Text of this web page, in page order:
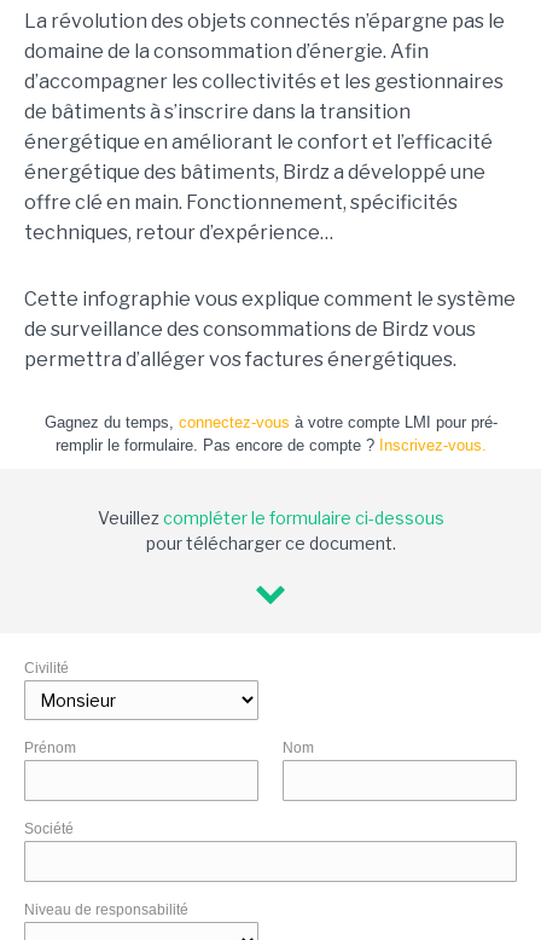
La révolution des objets connectés n’épargne pas le
domaine de la consommation d’énergie. Afin
d’accompagner les collectivités et les gestionnaires
de bâtiments à s’inscrire dans la transition
énergétique en améliorant le confort et l’efficacité
énergétique des bâtiments, Birdz a développé une
offre clé en main. Fonctionnement, spécificités
techniques, retour d’expérience…
Cette infographie vous explique comment le système
de surveillance des consommations de Birdz vous
permettra d’alléger vos factures énergétiques.
Gagnez du temps, connectez-vous à votre compte LMI pour pré-
remplir le formulaire. Pas encore de compte ? Inscrivez-vous.
Veuillezcompléter le formulaire ci-dessous
pour télécharger ce document.
Civilité
Prénom Nom
Société
Niveau de responsabilité